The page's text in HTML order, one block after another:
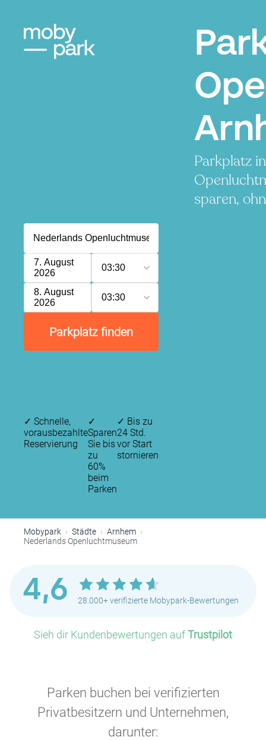
Parkplatz
sparen,
7. August
2026
03:30
8. August
2026
03:30
Parkplatz finden
✓ Schnelle,
vorausbezahlte
Reservierung
✓
Sparen
Sie bis
zu
60%
beim
Parken
✓ Bis zu
24 Std.
vor Start
stornieren
Mobypark Städte
Arnhem
Nederlands Openluchtmuseum
4,6 28.000+ verifizierte Mobypark-Bewertungen
Sieh dir Kundenbewertungen aufTrustpilot
Parken buchen bei verifizierten
Privatbesitzern und Unternehmen,
darunter: